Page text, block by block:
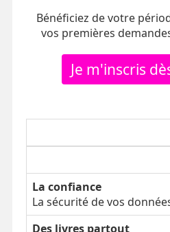
Bénéficiez de votre
vos premières
Je m'inscris
La confiance
La sécurité de vos
Des livres partout